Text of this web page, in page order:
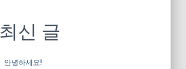
최신 글
안녕하세요!